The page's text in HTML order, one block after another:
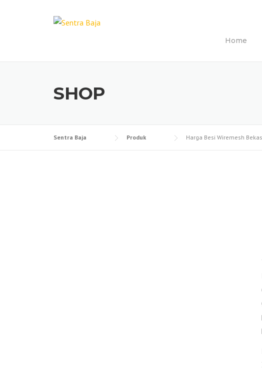
Home
SHOP
Sentra Baja Produk Harga Besi Wiremesh